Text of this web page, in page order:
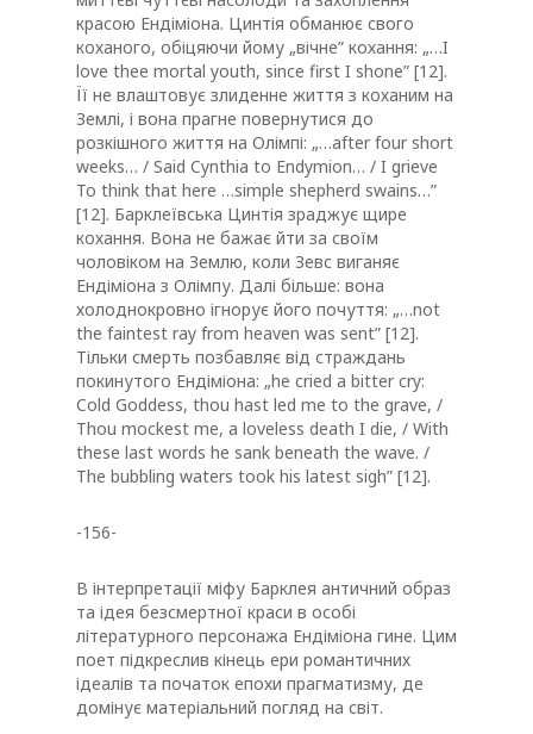
красою Ендіміона. Цинтія обманює свого
коханого, обіцяючи йому „вічне” кохання: „…I
love thee mortal youth, since first I shone” [12].
Її не влаштовує злиденне життя з коханим на
Землі, і вона прагне повернутися до
розкішного життя на Олімпі: „…after four short
weeks… / Said Cynthia to Endymion… / I grieve
To think that here …simple shepherd swains…”
[12]. Барклеївська Цинтія зраджує щире
кохання. Вона не бажає йти за своїм
чоловіком на Землю, коли Зевс виганяє
Ендіміона з Олімпу. Далі більше: вона
холоднокровно ігнорує його почуття: „…not
the faintest ray from heaven was sent” [12].
Тільки смерть позбавляє від страждань
покинутого Ендіміона: „he cried а bitter cry:
Cold Goddess, thou hast led me to the grave, /
Thou mockest me, а loveless death I die, / With
these last words he sank beneath the wave. /
The bubbling waters took his latest sigh” [12].
-156-
В інтерпретації міфу Барклея античний образ
та ідея безсмертної краси в особі
літературного персонажа Ендіміона гине. Цим
поет підкреслив кінець ери романтичних
ідеалів та початок епохи прагматизму, де
домінує матеріальний погляд на світ.